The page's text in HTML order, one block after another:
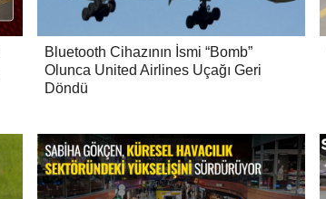
Bluetooth Cihazının İsmi “Bomb”
Olunca United Airlines Uçağı Geri
Döndü